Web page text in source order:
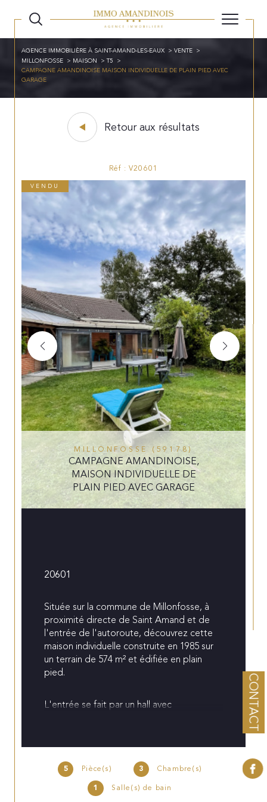
CONTACT
AGENCE IMMOBILIÈRE À SAINT-AMAND-LES-EAUX
VENTE
MILLONFOSSE
MAISON
T5
CAMPAGNE AMANDINOISE MAISON INDIVIDUELLE DE PLAIN PIED AVEC
GARAGE
Retour aux résultats
Réf : V20601
VENDU
MILLONFOSSE (59178)
CAMPAGNE AMANDINOISE,
MAISON INDIVIDUELLE DE
PLAIN PIED AVEC GARAGE
5 Pièce(s) 3
Chambre(s)
1
Salle(s) de bain
20601
Située sur la commune de Millonfosse, à
proximité directe de Saint Amand et de
l'entrée de l'autoroute, découvrez cette
maison individuelle construite en 1985 sur
un terrain de 574 m² et édifiée en plain
pied.
L'entrée se fait par un hall avec
Pièce de vie lumineuse d'environ 40
m²comprenant salon, salle à manger avec
insert (non tubé) et cuisine ouverte semi